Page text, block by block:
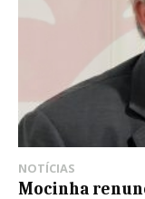
NOTÍCIAS
Mocinha